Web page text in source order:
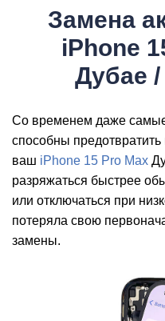
Замена
iPhone
Дубае
Со временем даже
способны
ваш iPhone 15 Pro Max
разряжаться быстрее
или отключаться при
потеряла свою
замены.